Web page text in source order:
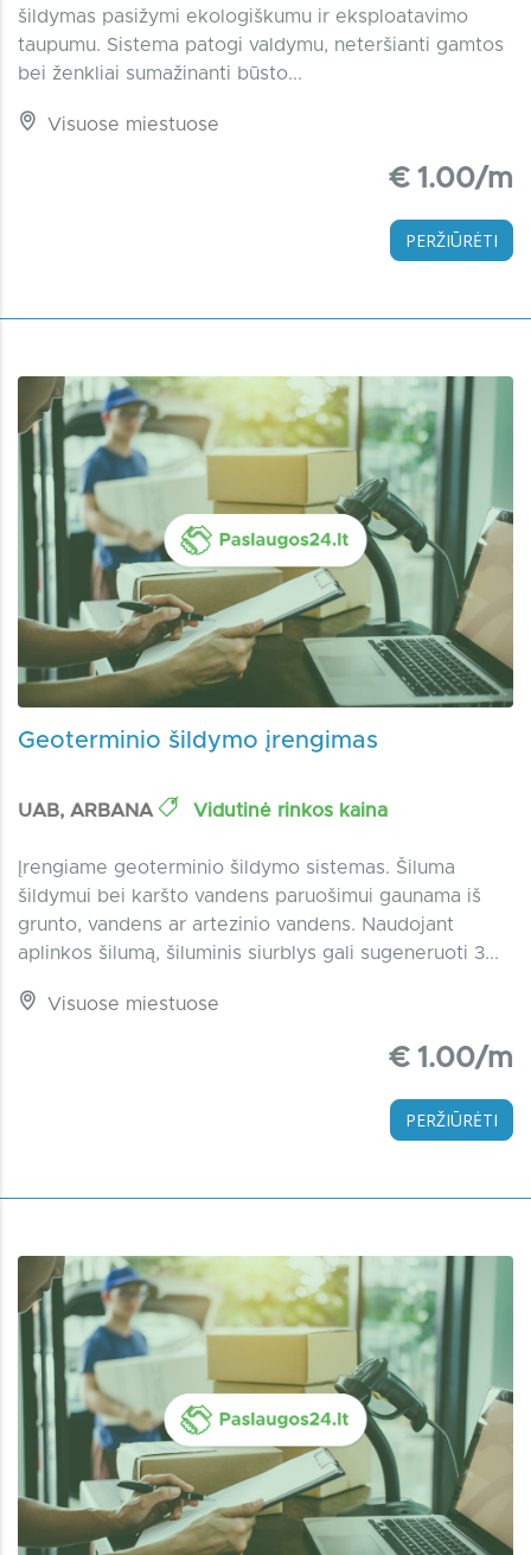
šildymas pasižymi ekologiškumu ir eksploatavimo
taupumu. Sistema patogi valdymu, neteršianti gamtos
bei ženkliai sumažinanti būsto...
Visuose miestuose
€ 1.00/m
PERŽIŪRĖTI
Geoterminio šildymo įrengimas
UAB, ARBANA Vidutinė rinkos kaina
Įrengiame geoterminio šildymo sistemas. Šiluma
šildymui bei karšto vandens paruošimui gaunama iš
grunto, vandens ar artezinio vandens. Naudojant
aplinkos šilumą, šiluminis siurblys gali sugeneruoti 3...
Visuose miestuose
€ 1.00/m
PERŽIŪRĖTI